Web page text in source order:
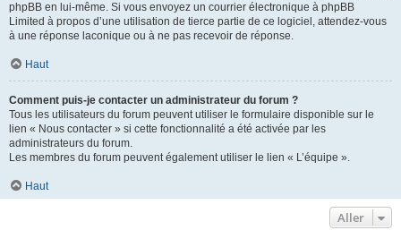
phpBB en lui-même. Si vous envoyez un courrier électronique à phpBB
Limited à propos d’une utilisation de tierce partie de ce logiciel, attendez-vous
à une réponse laconique ou à ne pas recevoir de réponse.
Haut
Comment puis-je contacter un administrateur du forum ?
Tous les utilisateurs du forum peuvent utiliser le formulaire disponible sur le
lien « Nous contacter » si cette fonctionnalité a été activée par les
administrateurs du forum.
Les membres du forum peuvent également utiliser le lien « L’équipe ».
Haut
Aller